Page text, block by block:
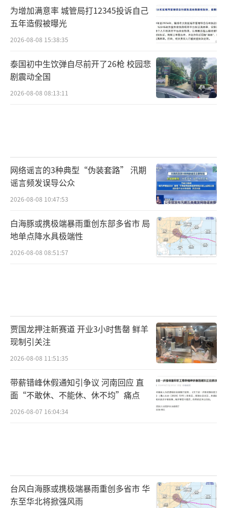
为增加满意率 城管局打12345投诉自己
五年造假被曝光
2026-08-08 15:38:35
泰国初中生饮弹自尽前开了26枪 校园悲
剧震动全国
2026-08-08 08:13:11
网络谣言的3种典型“伪装套路” 汛期
谣言频发误导公众
2026-08-08 10:47:53
白海豚或携极端暴雨重创东部多省市 局
地单点降水具极端性
2026-08-08 08:51:57
贾国龙押注新赛道 开业3小时售罄 鲜羊
现制引关注
2026-08-08 11:51:35
带薪错峰休假通知引争议 河南回应 直
面“不敢休、不能休、休不均”痛点
2026-08-07 16:04:34
台风白海豚或携极端暴雨重创多省市 华
东至华北将掀强风雨